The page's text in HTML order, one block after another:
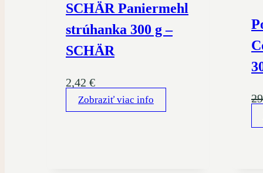
SCHÄR Paniermehl
strúhanka 300 g –
SCHÄR
2,42 €
Zobraziť viac info